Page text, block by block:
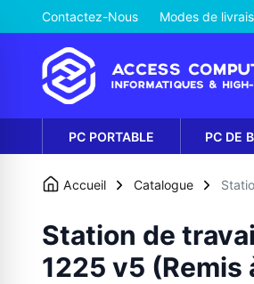
Contactez-Nous Modes de
PC PORTABLE PC DE
Accueil Catalogue
Station de
1225 v5 (Remis